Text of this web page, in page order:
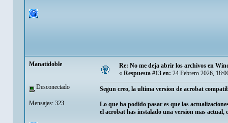
Manatidoble
Desconectado
Mensajes: 323
Re: No me deja abrir los archivos en
« Respuesta #13 en: 24 Febrero 2026,
Segun creo, la ultima version de acrobat
Lo que ha podido pasar es que las
el acrobat has instalado una version mas